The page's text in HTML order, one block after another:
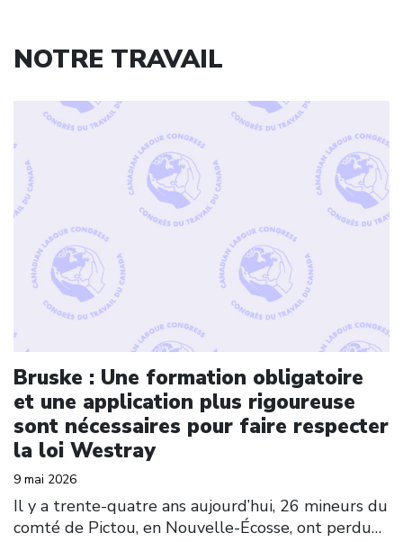
NOTRE TRAVAIL
Bruske : Une formation obligatoire
et une application plus rigoureuse
sont nécessaires pour faire respecter
la loi Westray
9 mai 2026
Il y a trente-quatre ans aujourd’hui, 26 mineurs du
comté de Pictou, en Nouvelle-Écosse, ont perdu…
Click to open the link